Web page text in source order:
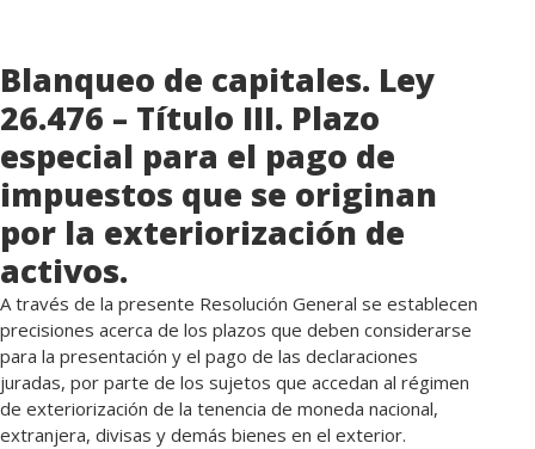
Blanqueo de capitales. Ley
26.476 – Título III. Plazo
especial para el pago de
impuestos que se originan
por la exteriorización de
activos.
A través de la presente Resolución General se establecen
precisiones acerca de los plazos que deben considerarse
para la presentación y el pago de las declaraciones
juradas, por parte de los sujetos que accedan al régimen
de exteriorización de la tenencia de moneda nacional,
extranjera, divisas y demás bienes en el exterior.